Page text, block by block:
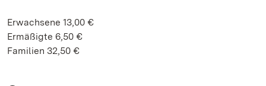
Erwachsene 13,00 €
Ermäßigte 6,50 €
Familien 32,50 €